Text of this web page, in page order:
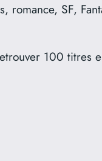
SF,
100 titres